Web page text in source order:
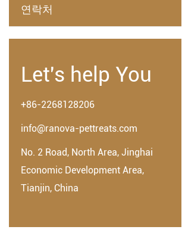
연락처
Let's help You
+86-2268128206
info@ranova-pettreats.com
No. 2 Road, North Area, Jinghai
Economic Development Area,
Tianjin, China